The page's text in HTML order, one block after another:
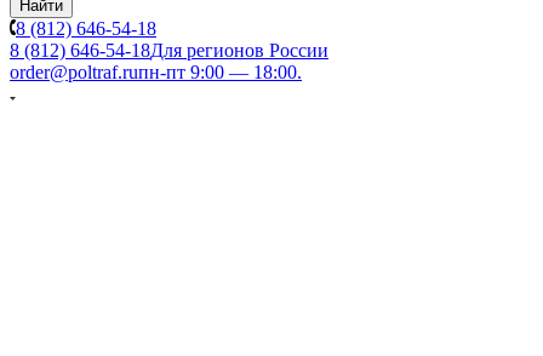
Найти
8 (812) 646-54-18
8 (812) 646-54-18Для регионов России
order@poltraf.ruпн-пт 9:00 — 18:00.